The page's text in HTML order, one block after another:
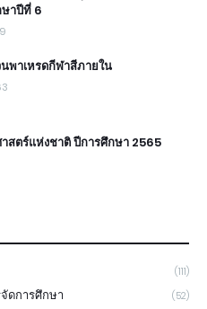
าปีที่ 6
พาเหรดกีฬาสีภายใน
สตร์แห่งชาติ ปีการศึกษา 2565
(111)
ดการศึกษา (52)